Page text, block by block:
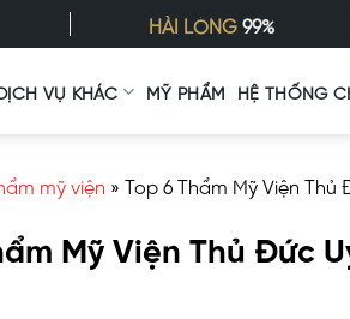
HÀI LÒNG99%
VỤ KHÁC MỸ PHẨM HỆ THỐNG
mỹ viện » Top 6 Thẩm Mỹ Viện Thủ
Mỹ Viện Thủ Đức